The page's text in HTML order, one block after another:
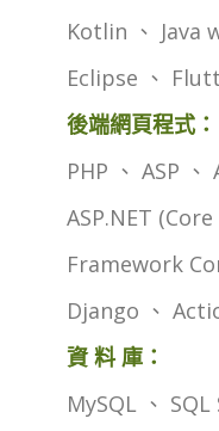
Kotlin 、 Java
Eclipse 、
後端網頁程式：
PHP 、 ASP 、
ASP.NET
Framework
Django 、
資 料 庫：
MySQL 、